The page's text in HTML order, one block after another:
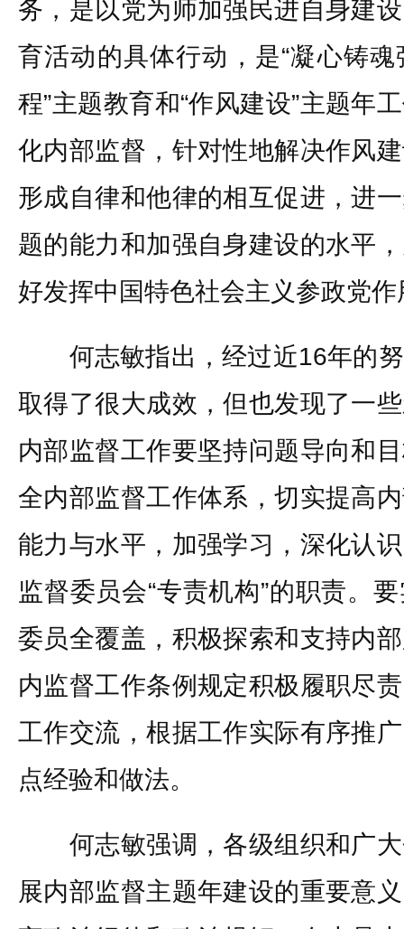
务，是以党为师加强民进自身建
育活动的具体行动，是“凝心铸
程”主题教育和“作风建设”主题年
化内部监督，针对性地解决作风
形成自律和他律的相互促进，进
题的能力和加强自身建设的水平
好发挥中国特色社会主义参政党
何志敏指出，经过近16年的努
取得了很大成效，但也发现了一
内部监督工作要坚持问题导向和
全内部监督工作体系，切实提高
能力与水平，加强学习，深化认
监督委员会“专责机构”的职责。
委员全覆盖，积极探索和支持内
内监督工作条例规定积极履职尽
工作交流，根据工作实际有序推
点经验和做法。
何志敏强调，各级组织和广大
展内部监督主题年建设的重要意